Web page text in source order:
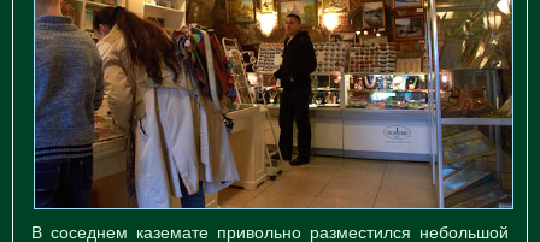
В соседнем каземате привольно разместился небольшой